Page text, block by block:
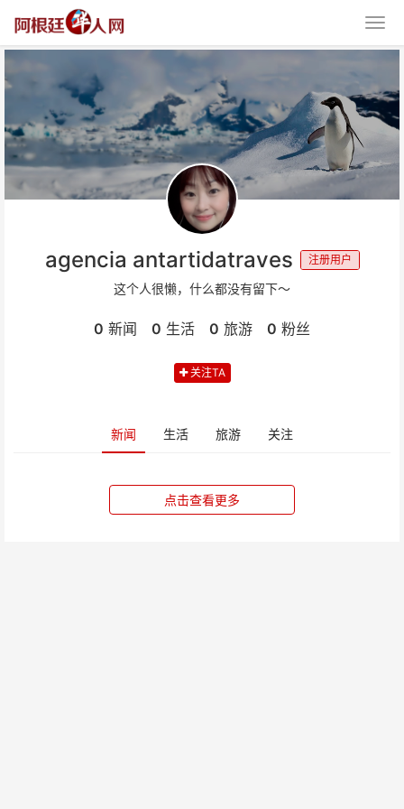
agencia antartidatraves 注册用户
这个人很懒，什么都没有留下～
0 新闻 0 生活 0 旅游 0 粉丝
关注TA
新闻 生活 旅游 关注
点击查看更多